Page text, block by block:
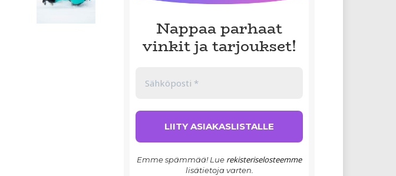
Nappaa parhaat
vinkit ja tarjoukset!
Emme spämmää! Lue rekisteriselosteemme
lisätietoja varten.